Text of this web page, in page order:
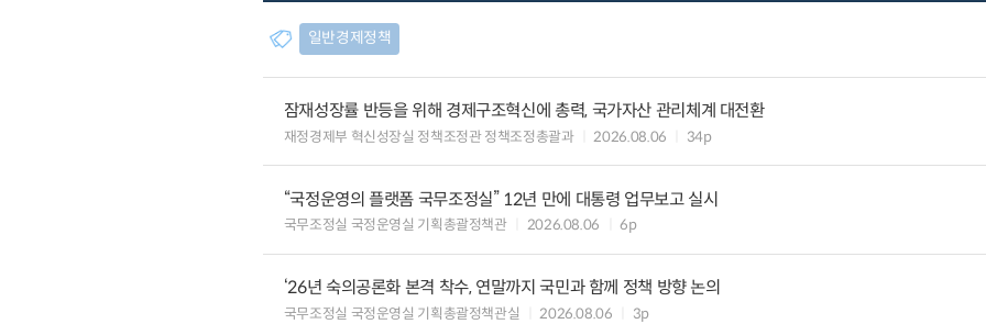
일반경제정책
잠재성장률 반등을 위해 경제구조혁신에 총력, 국가자산 관리체계 대전환
재정경제부 혁신성장실 정책조정관 정책조정총괄과 2026.08.06 34p
“국정운영의 플랫폼 국무조정실” 12년 만에 대통령 업무보고 실시
국무조정실 국정운영실 기획총괄정책관 2026.08.06 6p
‘26년 숙의공론화 본격 착수, 연말까지 국민과 함께 정책 방향 논의
국무조정실 국정운영실 기획총괄정책관실 2026.08.06 3p